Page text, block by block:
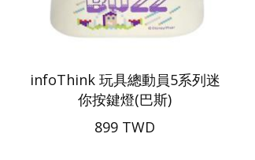
infoThink 玩具總動員5系列迷
你按鍵燈(巴斯)
899 TWD